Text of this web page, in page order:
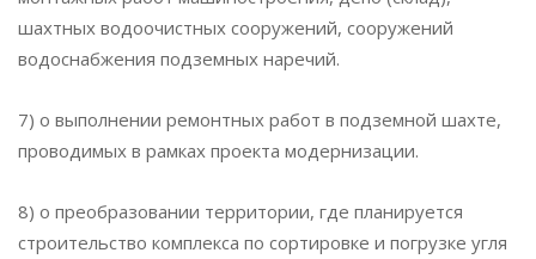
шахтных водоочистных сооружений, сооружений
водоснабжения подземных наречий.
7) о выполнении ремонтных работ в подземной шахте,
проводимых в рамках проекта модернизации.
8) о преобразовании территории, где планируется
строительство комплекса по сортировке и погрузке угля